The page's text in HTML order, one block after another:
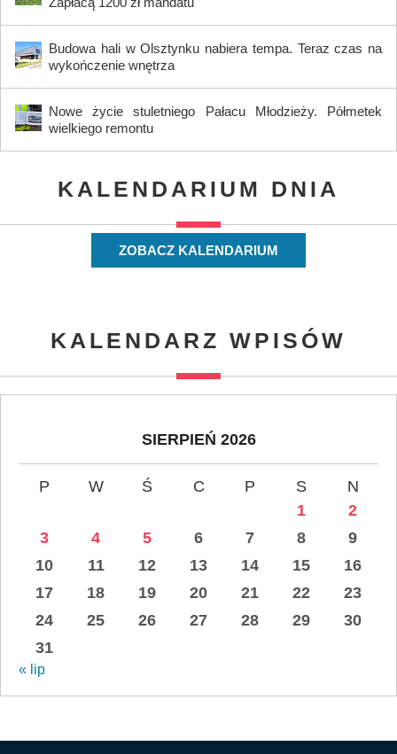
Budowa hali w Olsztynku nabiera tempa. Teraz czas na
wykończenie wnętrza
Nowe życie stuletniego Pałacu Młodzieży. Półmetek
wielkiego remontu
KALENDARIUM DNIA
ZOBACZ KALENDARIUM
KALENDARZ WPISÓW
SIERPIEŃ 2026
P W Ś C P S
N
1
2
3
4 5 6 7 8
9
10
11 12 13 14 15
16
17
18 19 20 21 22
23
24
25 26 27 28 29
30
31
« lip